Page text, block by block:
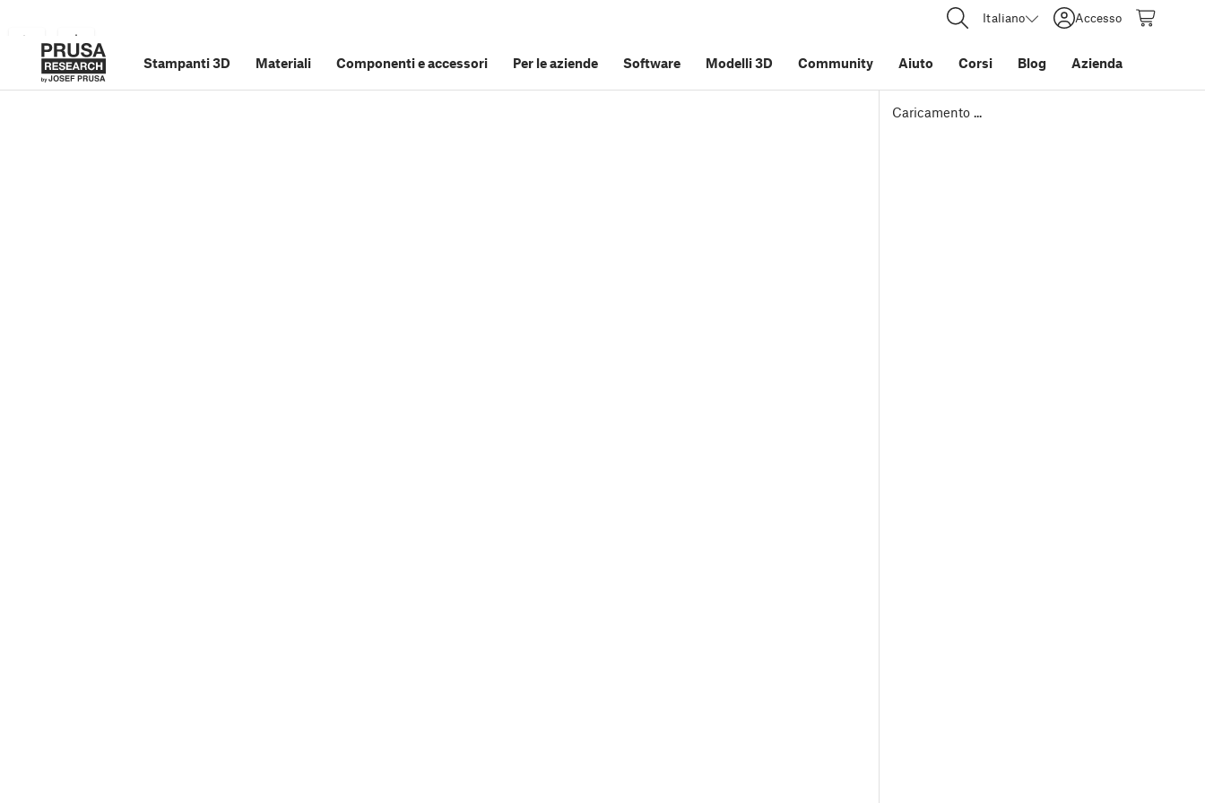
Italiano Accesso
Stampanti 3D Materiali Componenti e accessori Per le aziende Software Modelli 3D Community Aiuto Corsi Blog Azienda
Caricamento ...